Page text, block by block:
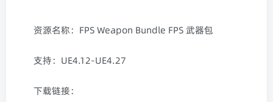
资源名称：FPS Weapon Bundle FPS 武器包
支持：UE4.12-UE4.27
下载链接：